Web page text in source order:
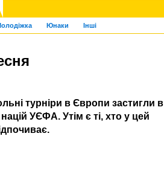
Юнаки Інші
турніри в Європи застигли в
націй УЄФА. Утім є ті, хто у цей